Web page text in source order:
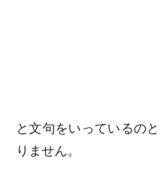
と文句をいっているの
りません。